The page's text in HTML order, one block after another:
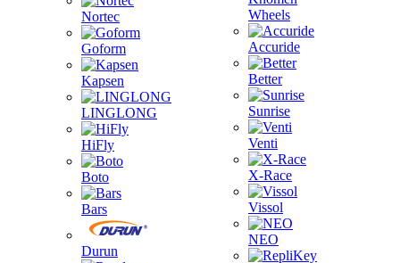
Nortec
Goform
Kapsen
LINGLONG
HiFly
Boto
Bars
Durun
Wheels
Accuride
Better
Sunrise
Venti
X-Race
Vissol
NEO